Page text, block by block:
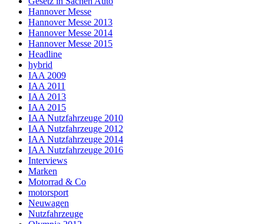
Hannover Messe
Hannover Messe 2013
Hannover Messe 2014
Hannover Messe 2015
Headline
hybrid
IAA 2009
IAA 2011
IAA 2013
IAA 2015
IAA Nutzfahrzeuge 2010
IAA Nutzfahrzeuge 2012
IAA Nutzfahrzeuge 2014
IAA Nutzfahrzeuge 2016
Interviews
Marken
Motorrad & Co
motorsport
Neuwagen
Nutzfahrzeuge